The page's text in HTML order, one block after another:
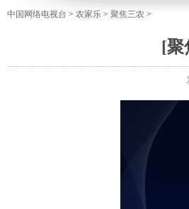
中国网络电视台 > 农家乐 > 聚焦三农 >
[聚